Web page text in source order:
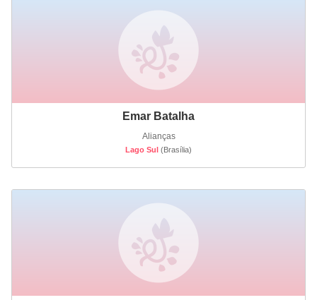
Emar Batalha
Alianças
Lago Sul (Brasília)